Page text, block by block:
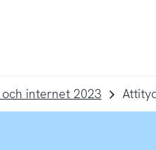
och internet 2023